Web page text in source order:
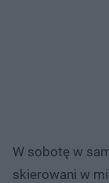
W sobotę w
skierowani w